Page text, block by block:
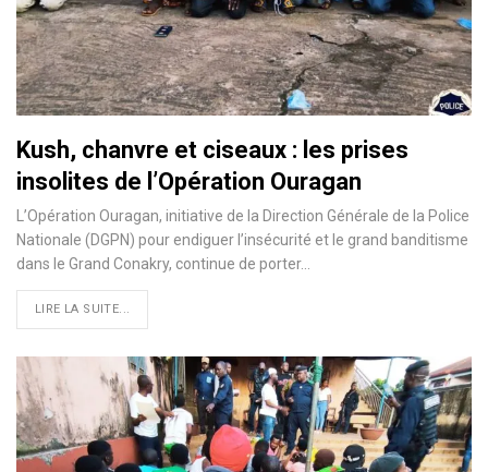
Kush, chanvre et ciseaux : les prises
insolites de l’Opération Ouragan
L’Opération Ouragan, initiative de la Direction Générale de la Police
Nationale (DGPN) pour endiguer l’insécurité et le grand banditisme
dans le Grand Conakry, continue de porter…
LIRE LA SUITE...